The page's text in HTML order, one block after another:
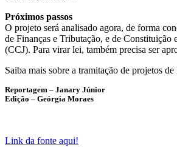
Próximos passos
O projeto será analisado agora, de forma
de Finanças e Tributação, e de Constituição
(CCJ). Para virar lei, também precisa ser
Saiba mais sobre a tramitação de projetos de
Reportagem – Janary Júnior
Edição – Geórgia Moraes
Link da fonte aqui!